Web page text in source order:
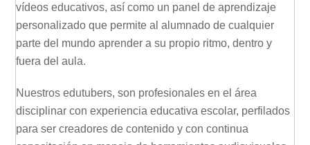
vídeos educativos, así como un panel de aprendizaje
personalizado que permite al alumnado de cualquier
parte del mundo aprender a su propio ritmo, dentro y
fuera del aula.
Nuestros edutubers, son profesionales en el área
disciplinar con experiencia educativa escolar, perfilados
para ser creadores de contenido y con continua